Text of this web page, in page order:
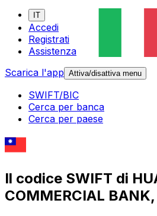
IT
Accedi
Registrati
Assistenza
Scarica l'app Attiva/disattiva menu
SWIFT/BIC
Cerca per banca
Cerca per paese
Il codice SWIFT di
COMMERCIAL BANK,